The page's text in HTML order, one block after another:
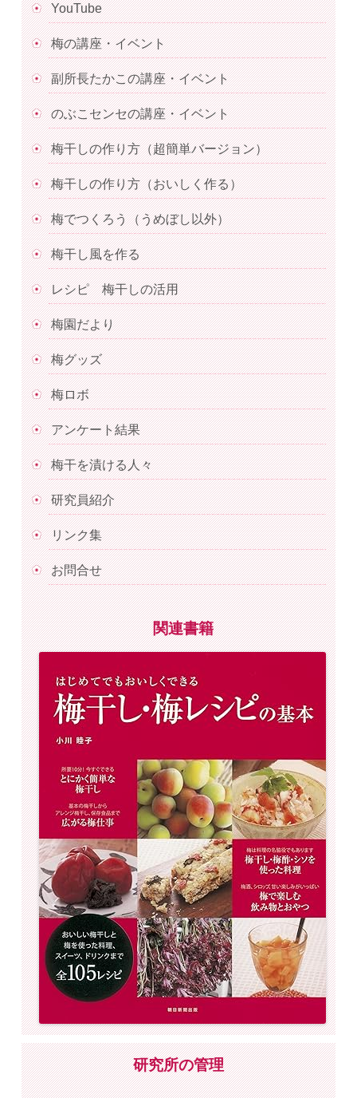
YouTube
梅の講座・イベント
副所長たかこの講座・イベント
のぶこセンセの講座・イベント
梅干しの作り方（超簡単バージョン）
梅干しの作り方（おいしく作る）
梅でつくろう（うめぼし以外）
梅干し風を作る
レシピ 梅干しの活用
梅園だより
梅グッズ
梅ロボ
アンケート結果
梅干を漬ける人々
研究員紹介
リンク集
お問合せ
関連書籍
研究所の管理